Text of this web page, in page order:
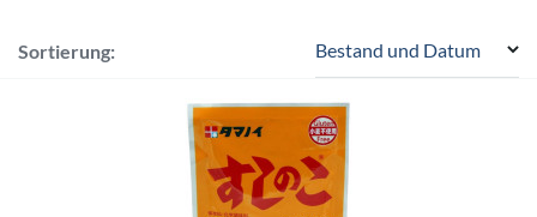
Sortierung: Bestand und Datum